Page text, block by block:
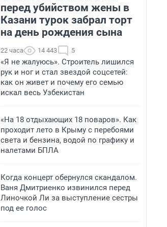
перед убийством жены в
Казани турок забрал торт
на день рождения сына
22 часа 14 443 5
«Я не жалуюсь». Строитель лишился
рук и ног и стал звездой соцсетей:
как он живет и почему его семью
искал весь Узбекистан
«На 18 отдыхающих 18 поваров». Как
проходит лето в Крыму с перебоями
света и бензина, водой по графику и
налетами БПЛА
Когда концерт обернулся скандалом.
Ваня Дмитриенко извинился перед
Линочкой Ли за выступление сестры
под ее голос